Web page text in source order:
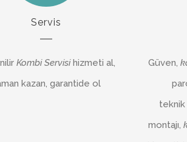
Servis
Kombi Servisihizmeti al,
kazan, garantide ol
Güven,
teknik
montajı,